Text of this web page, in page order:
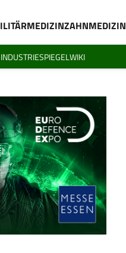
ZAHNMEDIZIN
INDUSTRIESPIEGELWIKI